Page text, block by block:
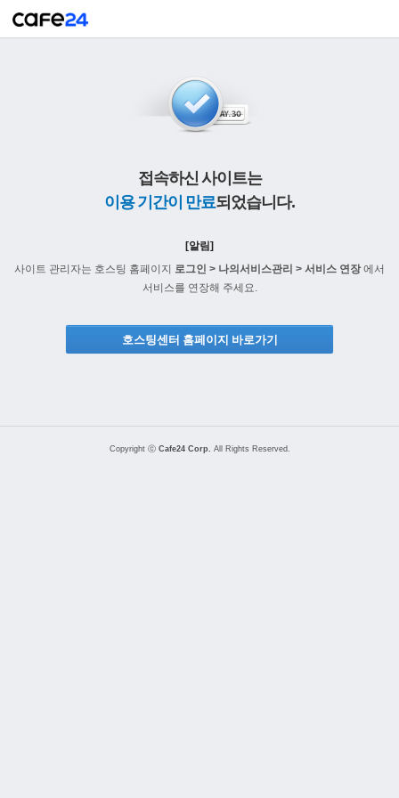
접속하신 사이트는
이용 기간이 만료되었습니다.
[알림]
사이트 관리자는 호스팅 홈페이지 로그인 > 나의서비스관리 > 서비스 연장에서
서비스를 연장해 주세요.
호스팅센터 홈페이지 바로가기
Copyright ⓒ Cafe24 Corp. All Rights Reserved.